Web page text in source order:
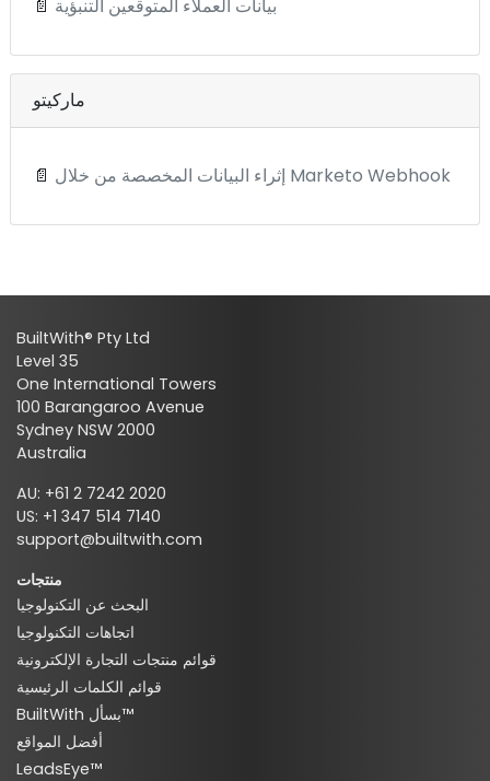
📄 بيانات العملاء المتوقعين التنبؤية
ماركيتو
📄 إثراء البيانات المخصصة من خلال Marketo Webhook
BuiltWith® Pty Ltd
Level 35
One International Towers
100 Barangaroo Avenue
Sydney NSW 2000
Australia
AU: +61 2 7242 2020
US: +1 347 514 7140
support@builtwith.com
منتجات
البحث عن التكنولوجيا
اتجاهات التكنولوجيا
قوائم منتجات التجارة الإلكترونية
قوائم الكلمات الرئيسية
BuiltWith بسأل™
أفضل المواقع
LeadsEye™